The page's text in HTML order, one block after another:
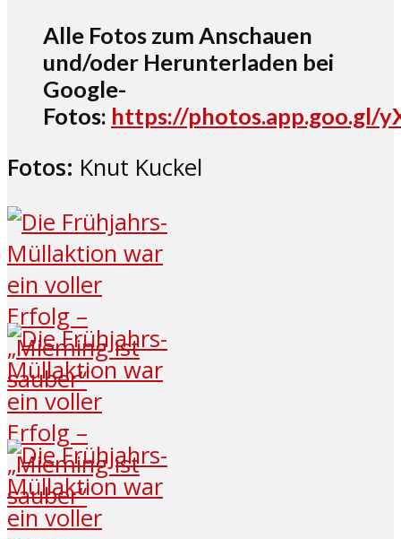
Alle Fotos zum Anschauen
und/oder Herunterladen bei
Google-
Fotos: https://photos.app.goo.gl/
Fotos: Knut Kuckel